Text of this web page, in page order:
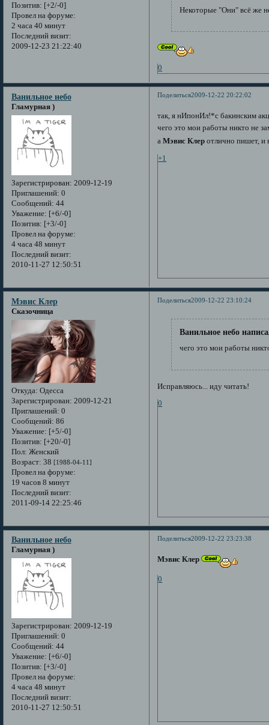
Позитив: [+2/-0]
Провел на форуме:
2 часа 40 минут
Последний визит:
2009-12-23 21:22:40
Некоторые "Они" всё же
0
Поделиться2009-12-22 20:22:02
Ванильное небо
Гламурная )
Зарегистрирован: 2009-12-19
Приглашений: 0
Сообщений: 44
Уважение: [+6/-0]
Позитив: [+3/-0]
Провел на форуме:
4 часа 48 минут
Последний визит:
2010-11-27 12:50:51
так, я нИпонИл!*с бакинским
чего это мои работы никто не
аМэвис Клер отлично пишет, и
+1
Поделиться2009-12-22 23:10:24
Мэвис Клер
Сказочница
Откуда: Одесса
Зарегистрирован: 2009-12-21
Приглашений: 0
Сообщений: 86
Уважение: [+5/-0]
Позитив: [+20/-0]
Пол: Женский
Возраст: 38 [1988-04-11]
Провел на форуме:
19 часов 8 минут
Последний визит:
2011-09-14 22:25:46
Ванильное небо
чего это мои работы
Исправляюсь... иду читать!
0
Поделиться2009-12-22 23:23:38
Ванильное небо
Гламурная )
Зарегистрирован: 2009-12-19
Приглашений: 0
Сообщений: 44
Уважение: [+6/-0]
Позитив: [+3/-0]
Провел на форуме:
4 часа 48 минут
Последний визит:
2010-11-27 12:50:51
Мэвис Клер
0